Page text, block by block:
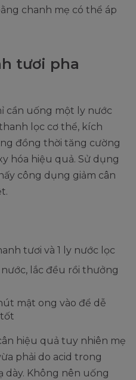
chanh mẹ có thể áp
tươi pha
cần uống một ly nước
lọc cơ thể, kích
đồng thời tăng cường
hóa hiệu quả. Sử dụng
công dụng giảm cân
tươi và 1 ly nước lọc
lắc đều rồi thưởng
mật ong vào để dễ
hiệu quả tuy nhiên mẹ
phải do acid trong
dày. Không nên uống